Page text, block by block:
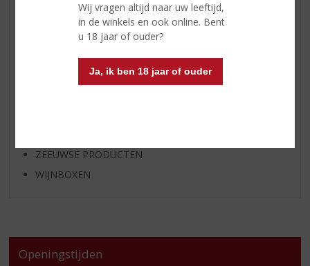
Wij vragen altijd naar uw leeftijd,
in de winkels en ook online. Bent
u 18 jaar of ouder?
Ja, ik ben 18 jaar of ouder
KANT EN KLAAR
FRISDRANK
GESCHENKVERPAKKING
ZEEUWSE PRODUCTEN
WIJNBOXEN
Openingstijden